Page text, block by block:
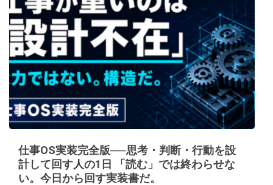
仕事OS実装完全版──思考・判断・行動を設
計して回す人の1日 「読む」では終わらせな
い。今日から回す実装書だ。